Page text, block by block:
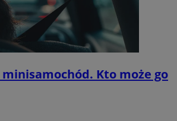
Kto może go